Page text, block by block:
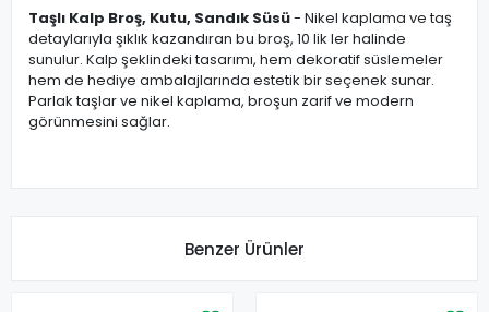
Taşlı Kalp Broş, Kutu, Sandık Süsü- Nikel kaplama ve taş
detaylarıyla şıklık kazandıran bu broş, 10 lik ler halinde
sunulur. Kalp şeklindeki tasarımı, hem dekoratif süslemeler
hem de hediye ambalajlarında estetik bir seçenek sunar.
Parlak taşlar ve nikel kaplama, broşun zarif ve modern
görünmesini sağlar.
Benzer Ürünler